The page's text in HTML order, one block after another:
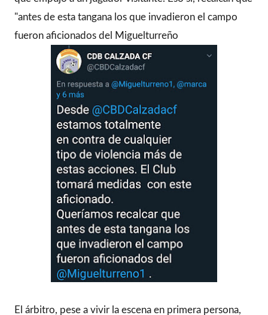
"antes de esta tangana los que invadieron el campo
fueron aficionados del Miguelturreño
El árbitro, pese a vivir la escena en primera persona,